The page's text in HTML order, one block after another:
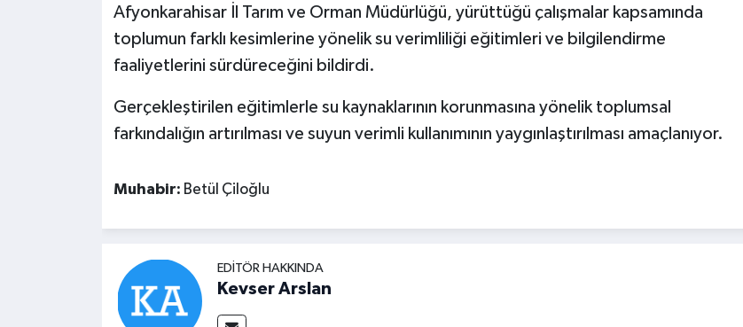
Afyonkarahisar İl Tarım ve Orman Müdürlüğü, yürüttüğü çalışmalar kapsamında
toplumun farklı kesimlerine yönelik su verimliliği eğitimleri ve bilgilendirme
faaliyetlerini sürdüreceğini bildirdi.
Gerçekleştirilen eğitimlerle su kaynaklarının korunmasına yönelik toplumsal
farkındalığın artırılması ve suyun verimli kullanımının yaygınlaştırılması amaçlanıyor.
Muhabir: Betül Çiloğlu
EDITÖR HAKKINDA
Kevser Arslan